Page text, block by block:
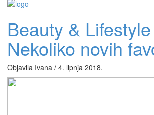
Beauty & Lifestyle
Nekoliko novih
Objavila Ivana / 4. lipnja 2018.